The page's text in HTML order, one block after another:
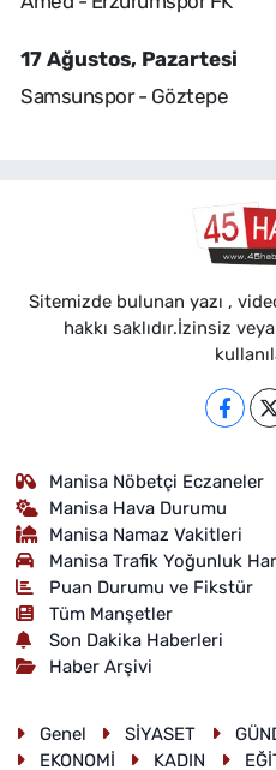
17 Ağustos, Pazartesi
Samsunspor - Göztepe
Sitemizde bulunan yazı ,
hakkı saklıdır.İzinsiz
Manisa Nöbetçi Eczaneler
Manisa Hava Durumu
Manisa Namaz Vakitleri
Manisa Trafik Yoğunluk
Puan Durumu ve Fikstür
Tüm Manşetler
Son Dakika Haberleri
Haber Arşivi
Genel SİYASET
EKONOMİ
KADIN